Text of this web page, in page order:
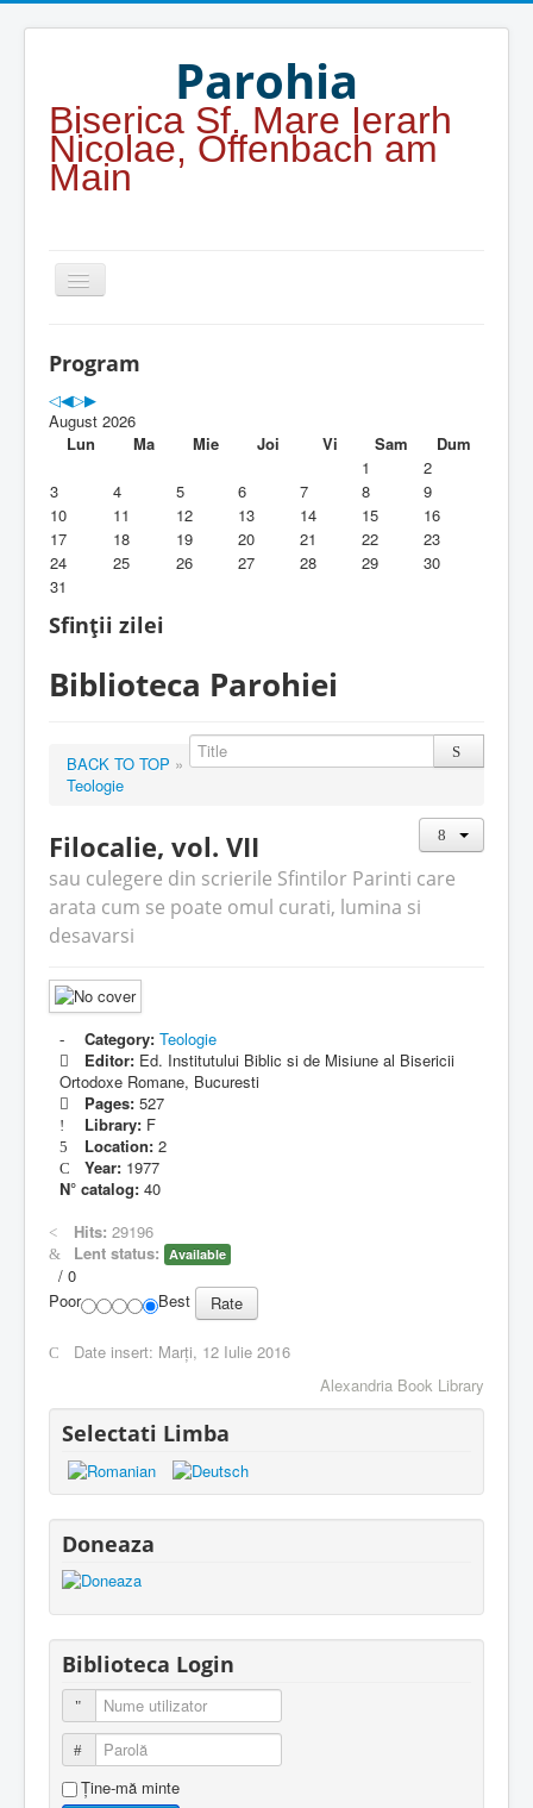
Parohia
Biserica Sf. Mare Ierarh
Nicolae, Offenbach am
Main
Duhovnicesti
Alte legaturi
Biblioteca Parohiei
Foaia Parohiei
Program
August 2026
Lun
Ma Mie Joi Vi Sam
Dum
1
2
3
4 5 6 7 8
9
10
11 12 13 14 15
16
17
18 19 20 21 22
23
24
25 26 27 28 29
30
31
Sfinții zilei
Biblioteca Parohiei
BACK TO TOP »
Teologie
Filocalie, vol. VII
sau culegere din scrierile Sfintilor Parinti care
arata cum se poate omul curati, lumina si
desavarsi
Category:Teologie
Editor: Ed. Institutului Biblic si de Misiune al Bisericii
Ortodoxe Romane, Bucuresti
Pages:527
Library: F
Location:2
Year: 1977
N° catalog: 40
Hits:29196
Lent status: Available
/ 0
Poor
Best
Date insert: Marți, 12 Iulie 2016
Alexandria Book Library
Selectati Limba
Doneaza
Biblioteca Login
Nume utilizator
Parolă
Ţine-mă minte